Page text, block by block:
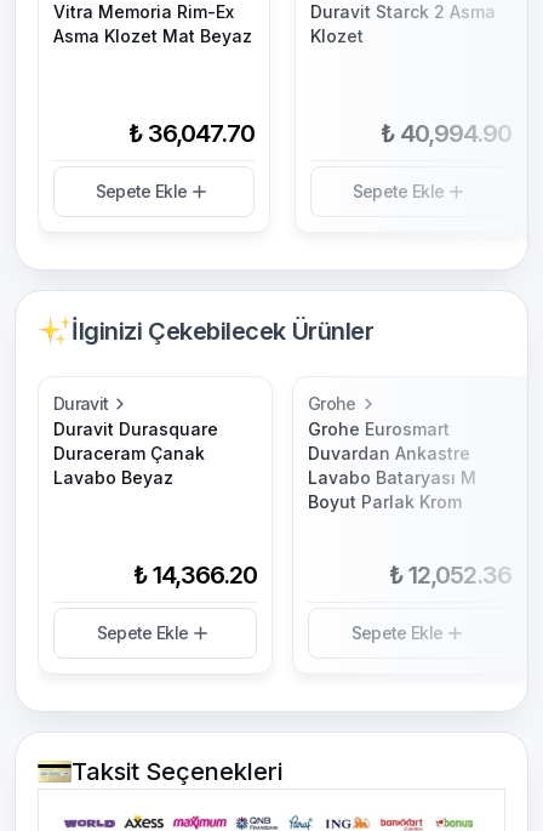
Vitra Memoria Rim-Ex
Asma Klozet Mat Beyaz
₺ 36,047.70
Sepete Ekle
Duravit Starck 2 Asma
Klozet
₺ 40,994.90
Sepete Ekle
İlginizi Çekebilecek Ürünler
Duravit
Duravit Durasquare
Duraceram Çanak
Lavabo Beyaz
₺ 14,366.20
Sepete Ekle
Grohe
Grohe Eurosmart
Duvardan Ankastre
Lavabo Bataryası M
Boyut Parlak Krom
₺ 12,052.36
Sepete Ekle
Taksit Seçenekleri